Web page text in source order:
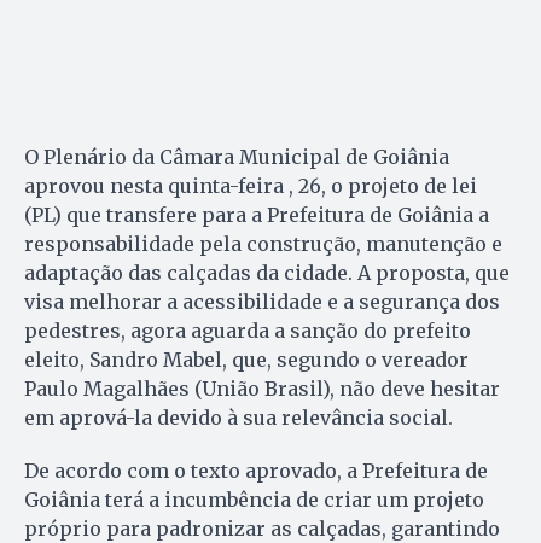
O Plenário da Câmara Municipal de Goiânia
aprovou nesta quinta-feira , 26, o projeto de lei
(PL) que transfere para a Prefeitura de Goiânia a
responsabilidade pela construção, manutenção e
adaptação das calçadas da cidade. A proposta, que
visa melhorar a acessibilidade e a segurança dos
pedestres, agora aguarda a sanção do prefeito
eleito, Sandro Mabel, que, segundo o vereador
Paulo Magalhães (União Brasil), não deve hesitar
em aprová-la devido à sua relevância social.
De acordo com o texto aprovado, a Prefeitura de
Goiânia terá a incumbência de criar um projeto
próprio para padronizar as calçadas, garantindo